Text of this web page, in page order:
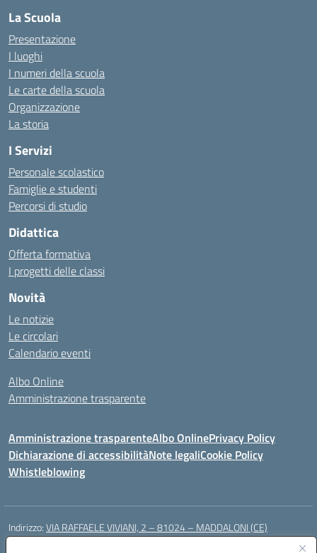
La Scuola
Presentazione
I luoghi
I numeri della scuola
Le carte della scuola
Organizzazione
La storia
I Servizi
Personale scolastico
Famiglie e studenti
Percorsi di studio
Didattica
Offerta formativa
I progetti delle classi
Novità
Le notizie
Le circolari
Calendario eventi
Albo Online
Amministrazione trasparente
Amministrazione trasparenteAlbo OnlinePrivacy Policy
Dichiarazione di accessibilitàNote legaliCookie Policy
Whistleblowing
Indirizzo:VIA RAFFAELE VIVIANI, 2 – 81024 – MADDALONI (CE)
Centralino: